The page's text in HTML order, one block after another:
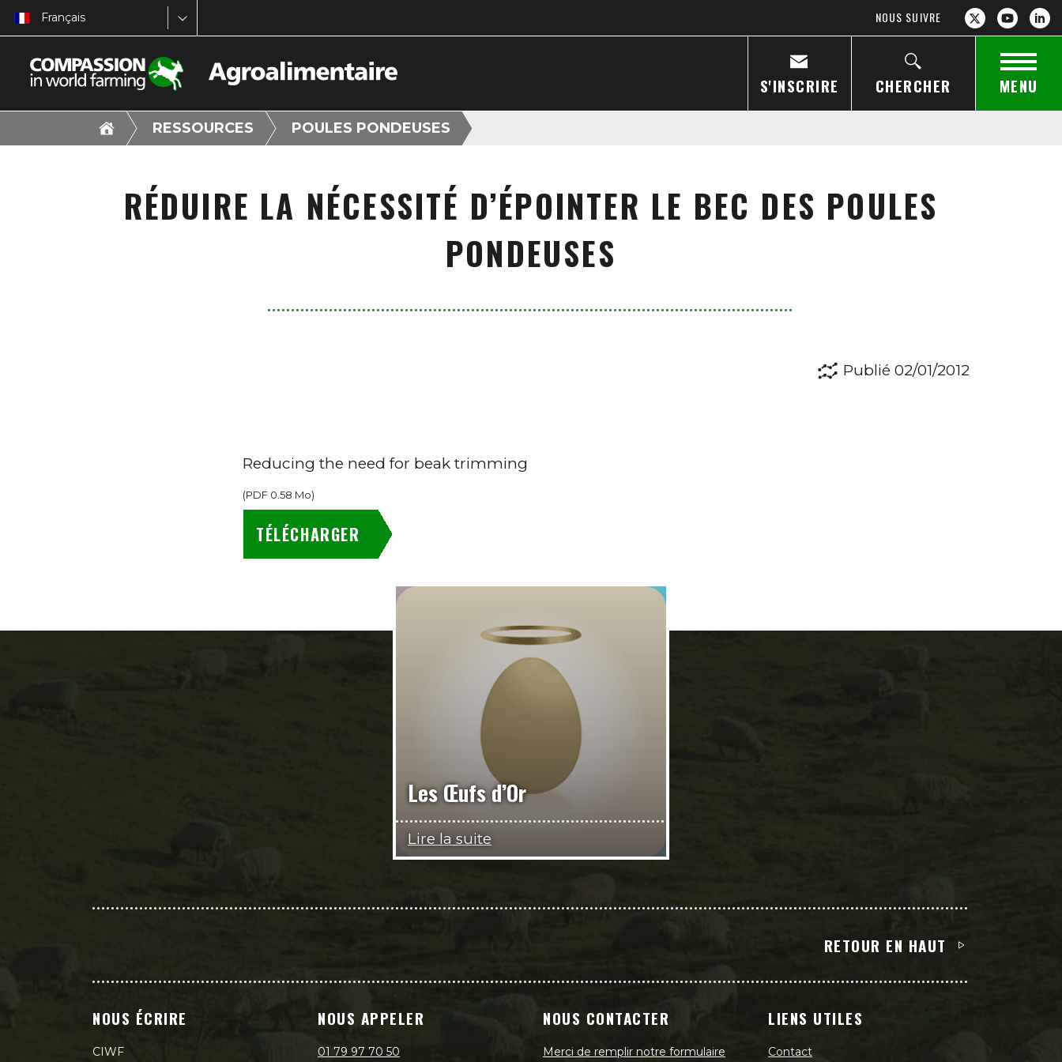
Français NOUS SUIVRE
S'INSCRIRE CHERCHER MENU
RESSOURCES POULES PONDEUSES
RÉDUIRE LA NÉCESSITÉ D’ÉPOINTER LE BEC DES POULES
PONDEUSES
Publié 02/01/2012
Reducing the need for beak trimming
(PDF 0.58 Mo)
TÉLÉCHARGER
Les Œufs d’Or
Lire la suite
RETOUR EN HAUT
NOUS ÉCRIRE
CIWF
NOUS APPELER
01 79 97 70 50
NOUS CONTACTER
Merci de remplir notre formulaire
LIENS UTILES
Contact